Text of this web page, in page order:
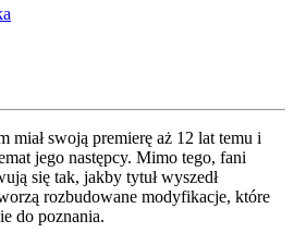
miał swoją premierę aż 12 lat temu i
jego następcy. Mimo tego, fani
się tak, jakby tytuł wyszedł
rozbudowane modyfikacje, które
do poznania.